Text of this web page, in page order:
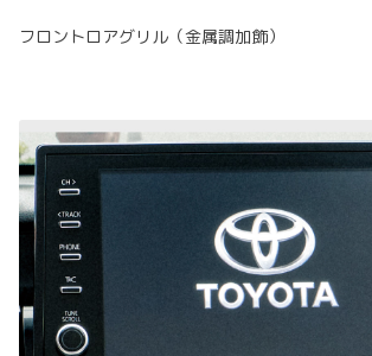
フロントロアグリル（金属調加飾）